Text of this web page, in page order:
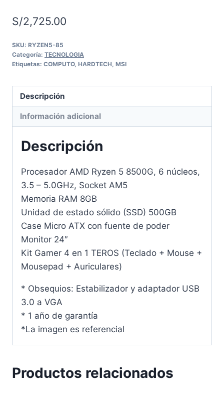
S/2,725.00
SKU: RYZEN5-85
Categoría: TECNOLOGIA
Etiquetas: COMPUTO, HARDTECH MSI
Descripción
Información adicional
Descripción
Procesador AMD Ryzen 5 8500G, 6 núcleos,
3.5 – 5.0GHz, Socket AM5
Memoria RAM 8GB
Unidad de estado sólido (SSD) 500GB
Case Micro ATX con fuente de poder
Monitor 24″
Kit Gamer 4 en 1 TEROS (Teclado + Mouse +
Mousepad + Auriculares)
* Obsequios: Estabilizador y adaptador USB
3.0 a VGA
* 1 año de garantía
*La imagen es referencial
Productos relacionados